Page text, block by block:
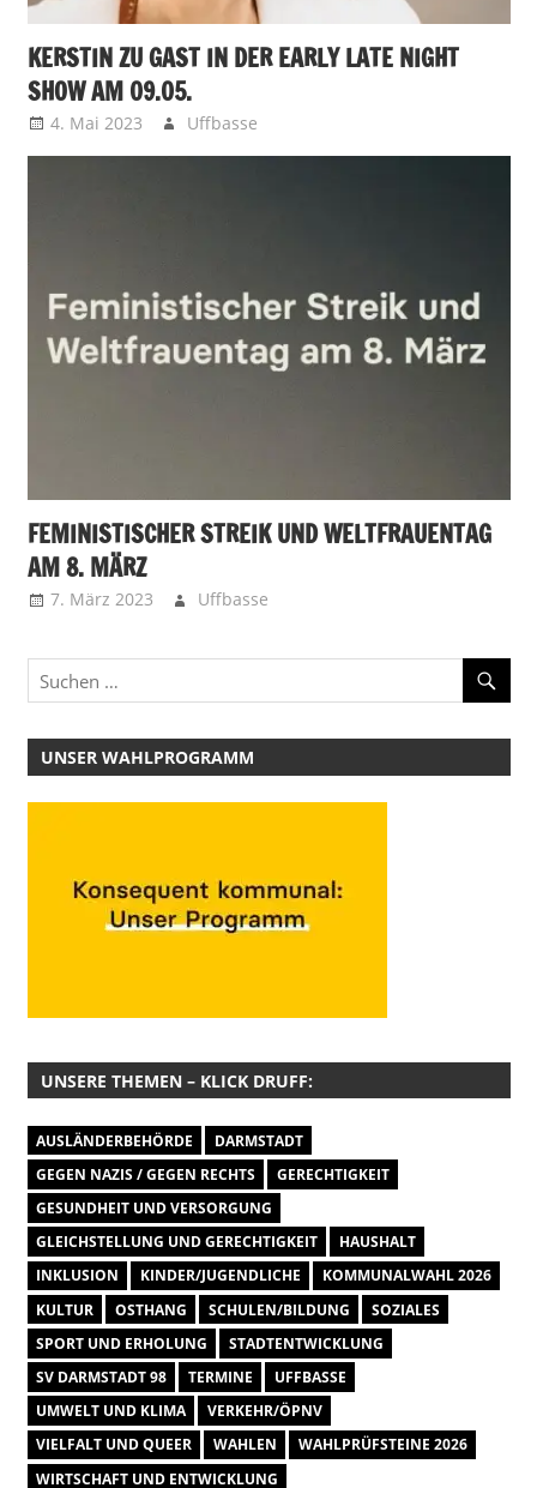
KERSTIN ZU GAST IN DER EARLY LATE NIGHT
SHOW AM 09.05.
4. Mai 2023 Uffbasse
FEMINISTISCHER STREIK UND WELTFRAUENTAG
AM 8. MÄRZ
7. März 2023 Uffbasse
UNSER WAHLPROGRAMM
UNSERE THEMEN – KLICK DRUFF:
AUSLÄNDERBEHÖRDE
DARMSTADT
GEGEN NAZIS / GEGEN RECHTS
GERECHTIGKEIT
GESUNDHEIT UND VERSORGUNG
GLEICHSTELLUNG UND GERECHTIGKEIT
HAUSHALT
INKLUSION
KINDER/JUGENDLICHE
KOMMUNALWAHL 2026
KULTUR
OSTHANG SCHULEN/BILDUNG
SOZIALES
SPORT UND ERHOLUNG
STADTENTWICKLUNG
SV DARMSTADT 98
TERMINE
UFFBASSE
UMWELT UND KLIMA
VERKEHR/ÖPNV
VIELFALT UND QUEER
WAHLEN
WAHLPRÜFSTEINE 2026
WIRTSCHAFT UND ENTWICKLUNG